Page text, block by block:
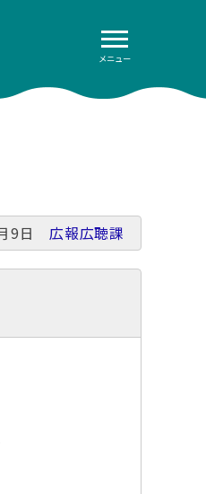
メニュー
月9日広報広聴課